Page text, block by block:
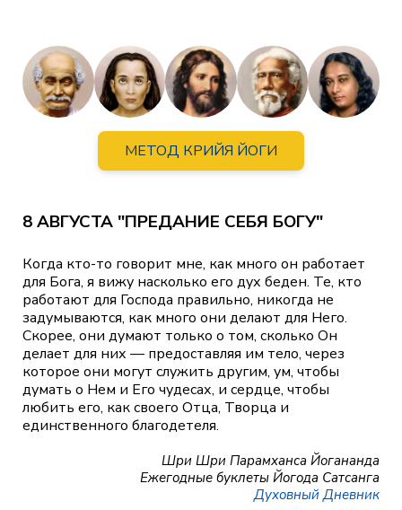
МЕТОД КРИЙЯ ЙОГИ
8 АВГУСТА "ПРЕДАНИЕ СЕБЯ БОГУ"
Когда кто-то говорит мне, как много он работает
для Бога, я вижу насколько его дух беден. Те, кто
работают для Господа правильно, никогда не
задумываются, как много они делают для Него.
Скорее, они думают только о том, сколько Он
делает для них — предоставляя им тело, через
которое они могут служить другим, ум, чтобы
думать о Нем и Его чудесах, и сердце, чтобы
любить его, как своего Отца, Творца и
единственного благодетеля.
Шри Шри Парамханса Йогананда
Ежегодные буклеты Йогода Сатсанга
Духовный Дневник